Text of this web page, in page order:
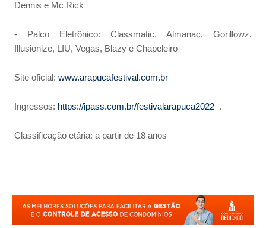
Dennis e Mc Rick
- Palco Eletrônico: Classmatic, Almanac, Gorillowz,
Illusionize, LIU, Vegas, Blazy e Chapeleiro
Site oficial: www.arapucafestival.com.br
Ingressos: https://ipass.com.br/festivalarapuca2022 .
Classificação etária: a partir de 18 anos